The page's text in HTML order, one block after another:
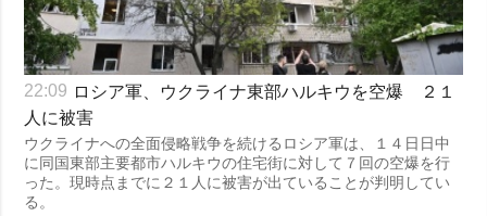
22:09 ロシア軍、ウクライナ東部ハルキウを空爆 ２１
人に被害
ウクライナへの全面侵略戦争を続けるロシア軍は、１４日日中
に同国東部主要都市ハルキウの住宅街に対して７回の空爆を行
った。現時点までに２１人に被害が出ていることが判明してい
る。